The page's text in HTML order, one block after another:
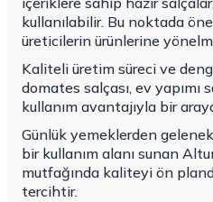
kullanılabilir. Bu noktada
üreticilerin ürünlerine
Kaliteli üretim süreci ve
domates salçası, ev yapımı
kullanım avantajıyla bir
Günlük yemeklerden
bir kullanım alanı sunan
mutfağında kaliteyi ön
tercihtir.